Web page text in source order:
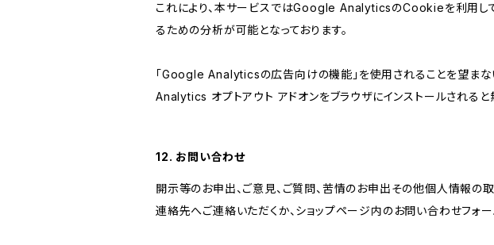
これにより、本サービスではGoogle AnalyticsのCookieを利用し
るための分析が可能となっております。
「Google Analyticsの広告向けの機能」を使用されることを望まな
Analytics オプトアウト アドオンをブラウザにインストールされると
12. お問い合わせ
開示等のお申出、ご意見、ご質問、苦情のお申出その他個人情報の
連絡先へご連絡いただくか、ショップページ内のお問い合わせフォー